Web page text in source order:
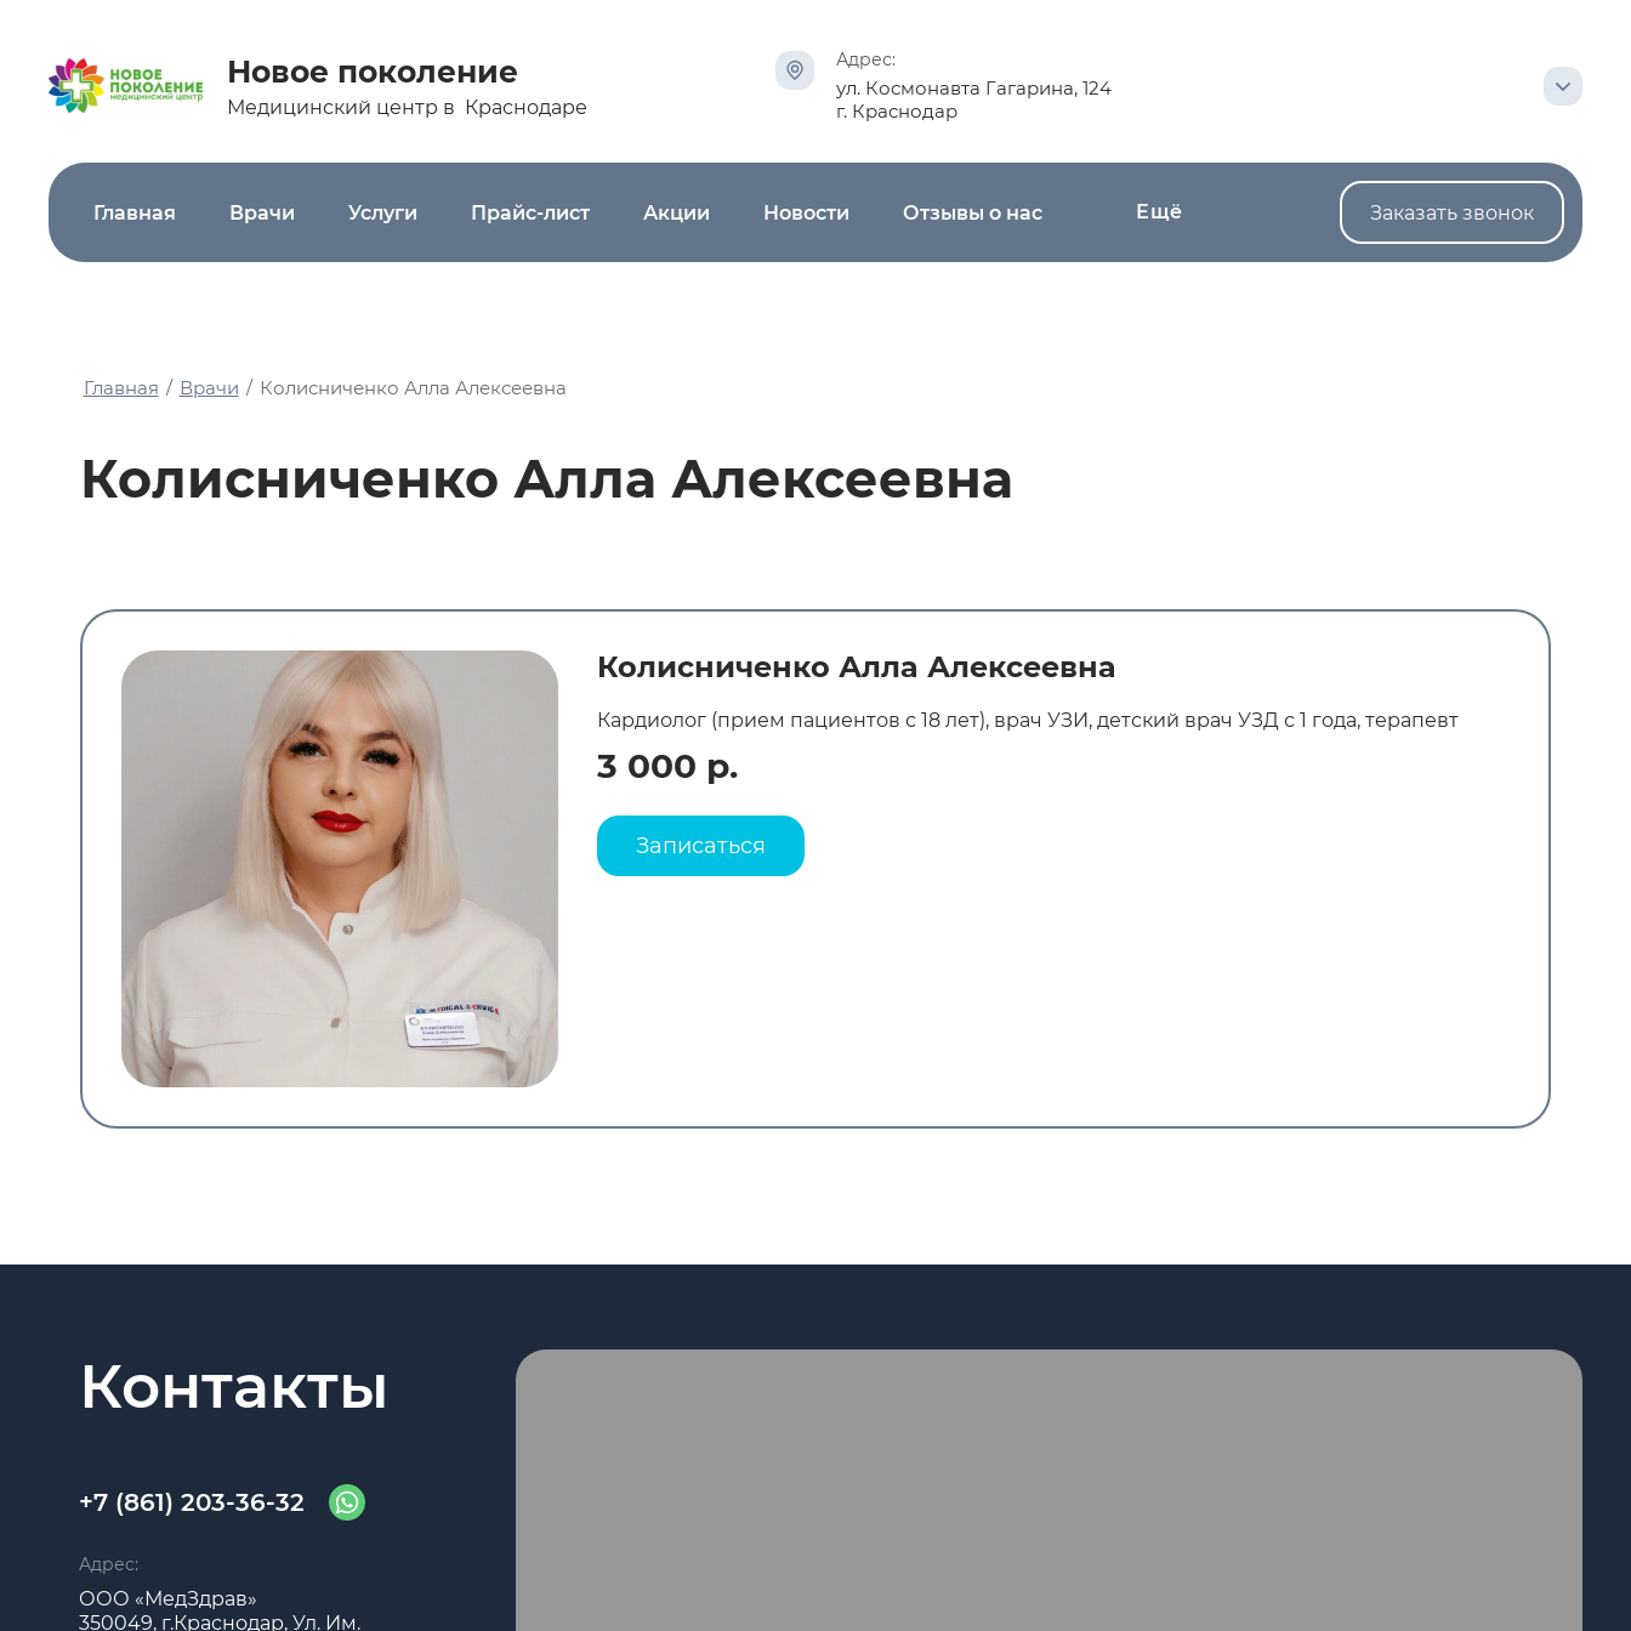
Новое поколение
Медицинский центр в Краснодаре
Адрес:
ул. Космонавта Гагарина, 124
г. Краснодар
Главная Врачи Услуги Прайс-лист Акции Новости Отзывы о нас Ещё Заказать звонок
Новости
Главная / Врачи / Колисниченко Алла Алексеевна
Колисниченко Алла Алексеевна
Колисниченко Алла Алексеевна
Кардиолог (прием пациентов с 18 лет), врач УЗИ, детский врач УЗД с 1 года, терапевт
3 000 р.
Записаться
Контакты
+7 (861) 203-36-32
Адрес:
ООО «МедЗдрав»
350049, г.Краснодар, Ул. Им.